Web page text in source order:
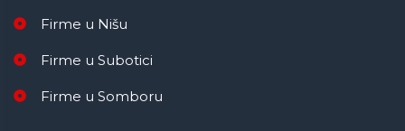
Firme u Nišu
Firme u Subotici
Firme u Somboru